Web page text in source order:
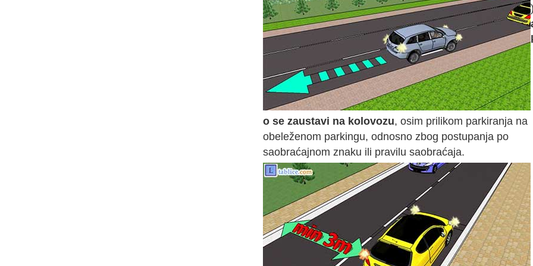
)
o se zaustavi na kolovozu, osim prilikom parkiranja na
obeleženom parkingu, odnosno zbog postupanja po
saobraćajnom znaku ili pravilu saobraćaja.